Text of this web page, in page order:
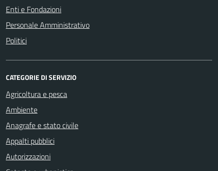
Enti e Fondazioni
Personale Amministrativo
Politici
CATEGORIE DI SERVIZIO
Agricoltura e pesca
Ambiente
Anagrafe e stato civile
Appalti pubblici
Autorizzazioni